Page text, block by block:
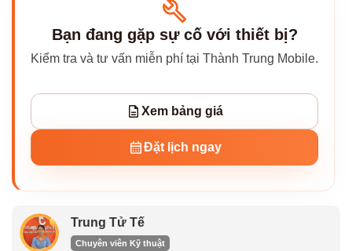
Bạn đang gặp sự cố với thiết bị?
Kiểm tra và tư vấn miễn phí tại Thành Trung Mobile.
Xem bảng giá
Đặt lịch ngay
Trung Tử Tế
Chuyên viên Kỹ thuật